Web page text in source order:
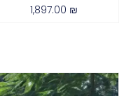
1,897.00 ₪